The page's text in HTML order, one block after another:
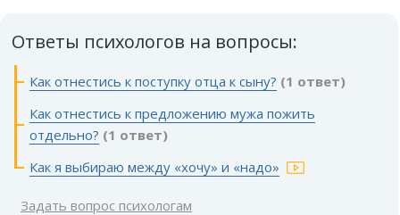
Ответы психологов на вопросы:
Как отнестись к поступку отца к сыну? (1 ответ)
Как отнестись к предложению мужа пожить
отдельно? (1 ответ)
Как я выбираю между «хочу» и «надо»
Задать вопрос психологам